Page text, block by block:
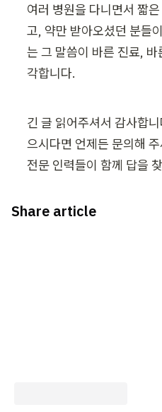
여러 병원을 다니면서 짧
고, 약만 받아오셨던 분들
는 그 말씀이 바른 진료,
각합니다.
긴 글 읽어주셔서 감사합
으시다면 언제든 문의해
전문 인력들이 함께 답을
Share article